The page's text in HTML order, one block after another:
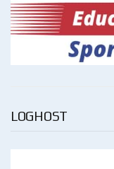
LOGHOST